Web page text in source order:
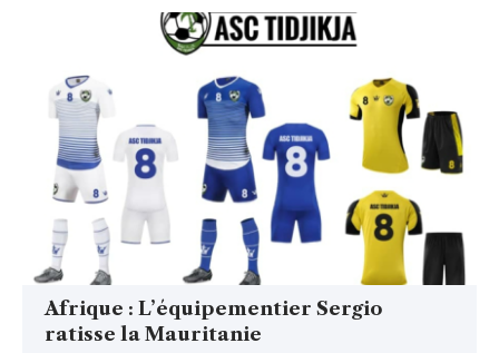
Afrique : L’équipementier Sergio
ratisse la Mauritanie